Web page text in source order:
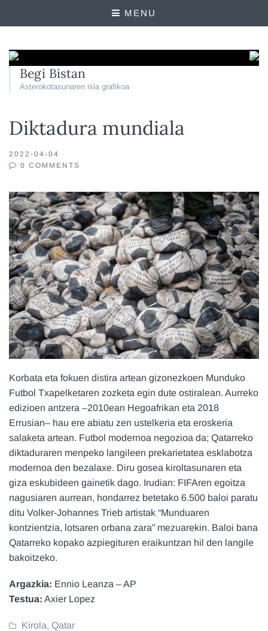
MENU
Begi Bistan
Asterokotasunaren isla grafikoa
Diktadura mundiala
2022-04-04
0 COMMENTS
Korbata eta fokuen distira artean gizonezkoen Munduko
Futbol Txapelketaren zozketa egin dute ostiralean. Aurreko
edizioen antzera –2010ean Hegoafrikan eta 2018
Errusian– hau ere abiatu zen ustelkeria eta eroskeria
salaketa artean. Futbol modernoa negozioa da; Qatarreko
diktaduraren menpeko langileen prekarietatea esklabotza
modernoa den bezalaxe. Diru gosea kiroltasunaren eta
giza eskubideen gainetik dago. Irudian: FIFAren egoitza
nagusiaren aurrean, hondarrez betetako 6.500 baloi paratu
ditu Volker-Johannes Trieb artistak “Munduaren
kontzientzia, lotsaren orbana zara” mezuarekin. Baloi bana
Qatarreko kopako azpiegituren eraikuntzan hil den langile
bakoitzeko.
Argazkia: Ennio Leanza – AP
Testua: Axier Lopez
Kirola, Qatar